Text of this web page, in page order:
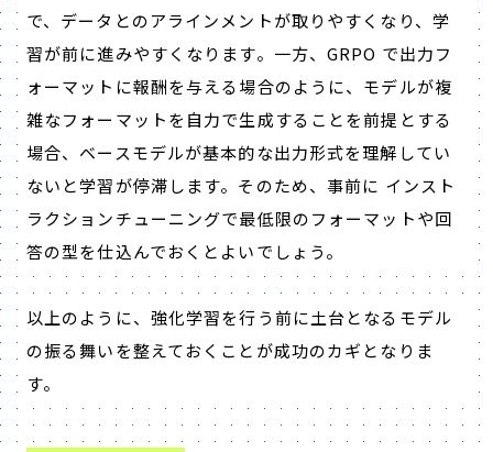
で、データとのアラインメントが取りやすくなり、学
習が前に進みやすくなります。一方、GRPO で出力フ
ォーマットに報酬を与える場合のように、モデルが複
雑なフォーマットを自力で生成することを前提とする
場合、ベースモデルが基本的な出力形式を理解してい
ないと学習が停滞します。そのため、事前に インスト
ラクションチューニングで最低限のフォーマットや回
答の型を仕込んでおくとよいでしょう。
以上のように、強化学習を行う前に土台となるモデル
の振る舞いを整えておくことが成功のカギとなりま
す。